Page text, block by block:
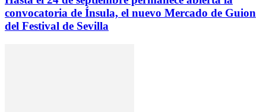
convocatoria de Ínsula, el nuevo Mercado de Guion
del Festival de Sevilla